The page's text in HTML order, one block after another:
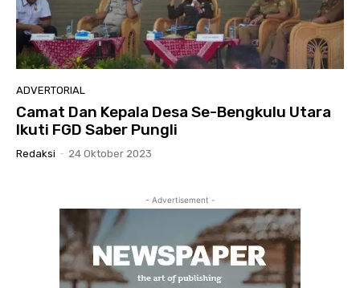
ADVERTORIAL
Camat Dan Kepala Desa Se-Bengkulu Utara
Ikuti FGD Saber Pungli
Redaksi - 24 Oktober 2023
- Advertisement -